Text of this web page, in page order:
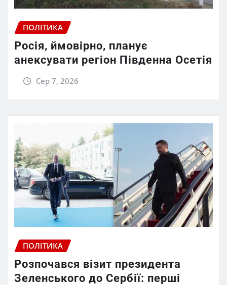
ПОЛІТИКА
Росія, ймовірно, планує
анексувати регіон Південна Осетія
Сер 7, 2026
ПОЛІТИКА
Розпочався візит президента
Зеленського до Сербії: перші